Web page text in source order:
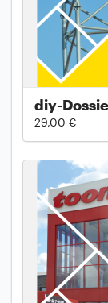
diy-
29,00 €